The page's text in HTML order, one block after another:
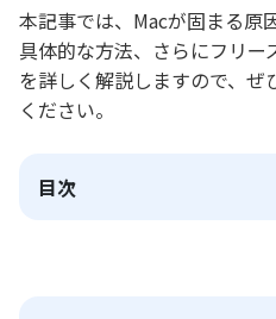
本記事では、Macが固まる原
具体的な方法、さらにフリー
を詳しく解説しますので、ぜ
ください。
目次